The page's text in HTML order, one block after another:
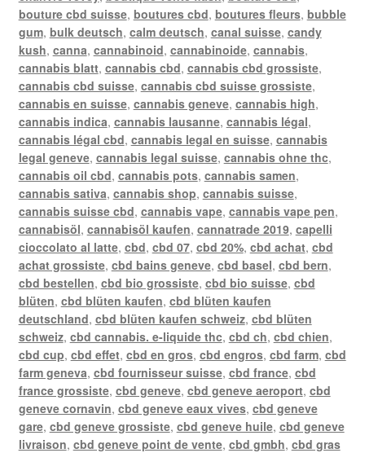
bouture cbd suisse, boutures cbd, boutures fleurs, bubble
gum, bulk deutsch, calm deutsch, canal suisse, candy
kush, canna, cannabinoid, cannabinoide, cannabis,
cannabis blatt, cannabis cbd, cannabis cbd grossiste,
cannabis cbd suisse, cannabis cbd suisse grossiste,
cannabis en suisse, cannabis geneve, cannabis high,
cannabis indica, cannabis lausanne, cannabis légal,
cannabis légal cbd, cannabis legal en suisse, cannabis
legal geneve, cannabis legal suisse, cannabis ohne thc,
cannabis oil cbd, cannabis pots, cannabis samen,
cannabis sativa, cannabis shop, cannabis suisse,
cannabis suisse cbd, cannabis vape, cannabis vape pen,
cannabisöl, cannabisöl kaufen, cannatrade 2019, capelli
cioccolato al latte, cbd, cbd 07, cbd 20%, cbd achat, cbd
achat grossiste, cbd bains geneve, cbd basel, cbd bern,
cbd bestellen, cbd bio grossiste, cbd bio suisse, cbd
blüten, cbd blüten kaufen, cbd blüten kaufen
deutschland, cbd blüten kaufen schweiz, cbd blüten
schweiz, cbd cannabis. e-liquide thc, cbd ch, cbd chien,
cbd cup, cbd effet, cbd en gros, cbd engros, cbd farm, cbd
farm geneva, cbd fournisseur suisse, cbd france, cbd
france grossiste, cbd geneve, cbd geneve aeroport, cbd
geneve cornavin, cbd geneve eaux vives, cbd geneve
gare, cbd geneve grossiste, cbd geneve huile, cbd geneve
livraison, cbd geneve point de vente, cbd gmbh, cbd gras